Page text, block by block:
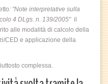
: "Note interpretative sulla
4 DLgs. n. 139/2005" il
alle modalità di calcolo della
CED e applicazione della
complessa.